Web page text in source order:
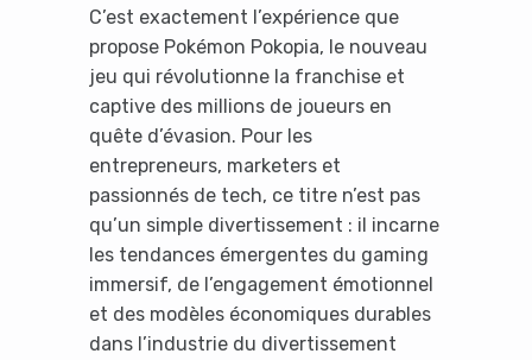
C’est exactement l’expérience que
propose Pokémon Pokopia, le nouveau
jeu qui révolutionne la franchise et
captive des millions de joueurs en
quête d’évasion. Pour les
entrepreneurs, marketers et
passionnés de tech, ce titre n’est pas
qu’un simple divertissement : il incarne
les tendances émergentes du gaming
immersif, de l’engagement émotionnel
et des modèles économiques durables
dans l’industrie du divertissement